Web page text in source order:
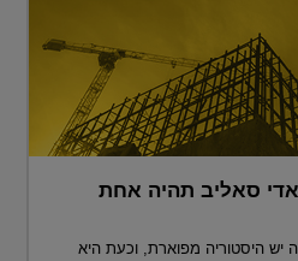
סאליב תהיה אחת
יש היסטוריה מפוארת, וכעת היא